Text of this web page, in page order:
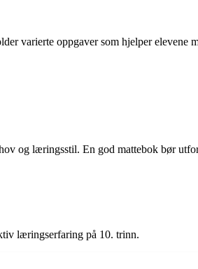
varierte oppgaver som hjelper elevene
og læringsstil. En god mattebok bør
læringserfaring på 10. trinn.